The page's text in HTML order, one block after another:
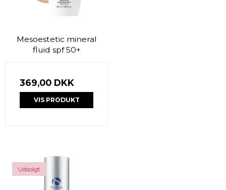
Mesoestetic mineral
fluid spf 50+
369,00 DKK
VIS PRODUKT
Udsolgt